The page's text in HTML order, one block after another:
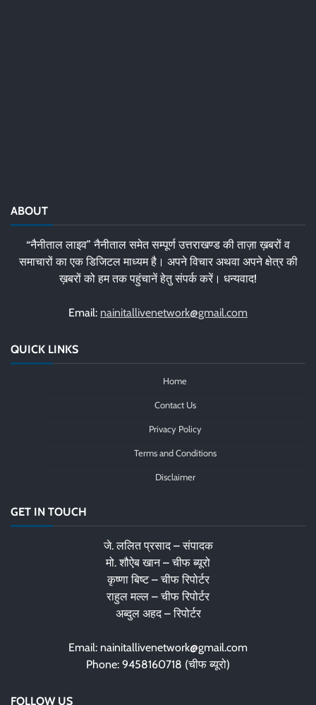
ABOUT
“नैनीताल लाइव” नैनीताल समेत सम्पूर्ण उत्तराखण्ड की ताज़ा ख़बरों व
समाचारों का एक डिजिटल माध्यम है। अपने विचार अथवा अपने क्षेत्र की
ख़बरों को हम तक पहुंचानें हेतु संपर्क करें। धन्यवाद!
Email: nainitallivenetwork@gmail.com
QUICK LINKS
Home
Contact Us
Privacy Policy
Terms and Conditions
Disclaimer
GET IN TOUCH
जे. ललित प्रसाद – संपादक
मो. शौऐब खान – चीफ ब्यूरो
कृष्णा बिष्ट – चीफ रिपोर्टर
राहुल मल्ल – चीफ रिपोर्टर
अब्दुल अहद – रिपोर्टर
Email: nainitallivenetwork@gmail.com
Phone: 9458160718 (चीफ ब्यूरो)
FOLLOW US